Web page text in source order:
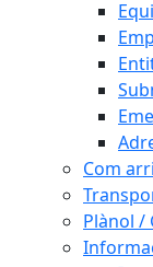
Com
Plànol /